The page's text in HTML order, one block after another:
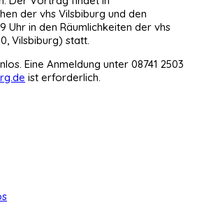
der vhs Vilsbiburg und den
Uhr in den Räumlichkeiten der vhs
Vilsbiburg) statt.
Eine Anmeldung unter 08741 2503
ist erforderlich.